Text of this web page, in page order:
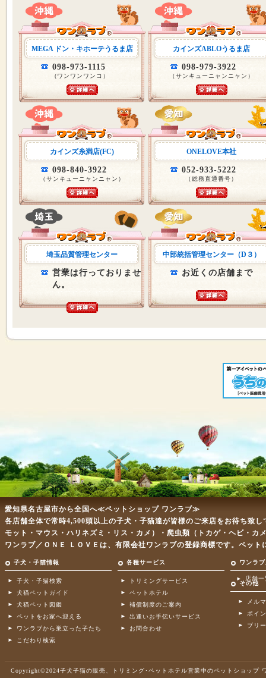
MEGA ドン・キホーテうるま店
098-973-1115
(ワンワンワンコ）
カインズABLOうるま店
098-979-3922
（サンキューニャンニャン）
カインズ糸満店(FC)
098-840-3922
（サンキューニャンニャン）
ONELOVE本社
052-933-5222
（総務直通番号）
埼玉品質管理センター
営業は行っておりませ
ん。
中部統括管理センター（D３）
お近くの店舗まで
愛知県名古屋市から全国へ≪ペットショップ ワンラブ≫
各店舗全体で常時4,500頭以上の子犬・子猫達が皆様のご来店をお待ち致
モット・マウス・ハリネズミ・リス・カメ）・爬虫類（トカゲ・ヘビ・
ワンラブ／ＯＮＥ ＬＯＶＥは、有限会社ワンラブの登録商標です。ペッ
子犬・子猫情報 各種サービス ワンラ
子犬・子猫検索
犬猫ペットガイド
犬猫ペット図鑑
ペットをお家へ迎える
ワンラブから巣立った子たち
こだわり検索
トリミングサービス
ペットホテル
補償制度のご案内
出逢いお手伝いサービス
お問合わせ
店舗一
その他
メル
ポイ
ブリ
Copyright©2024子犬子猫の販売、トリミング･ペットホテル営業中のペットショップ